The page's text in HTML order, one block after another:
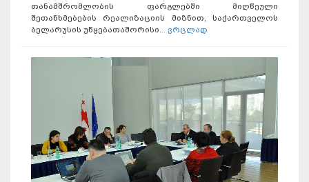
თანამშრომლობის ფარგლებში მიღწეული
შეთანხმებების რეალიზაციის მიზნით, საქართველოს
ბელარუსის უწყებათაშორისი... ვრცლად